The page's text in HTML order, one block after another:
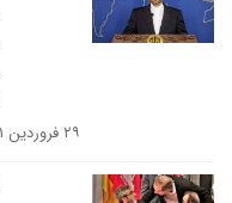
۲۹ فروردین ۱۴۰۱